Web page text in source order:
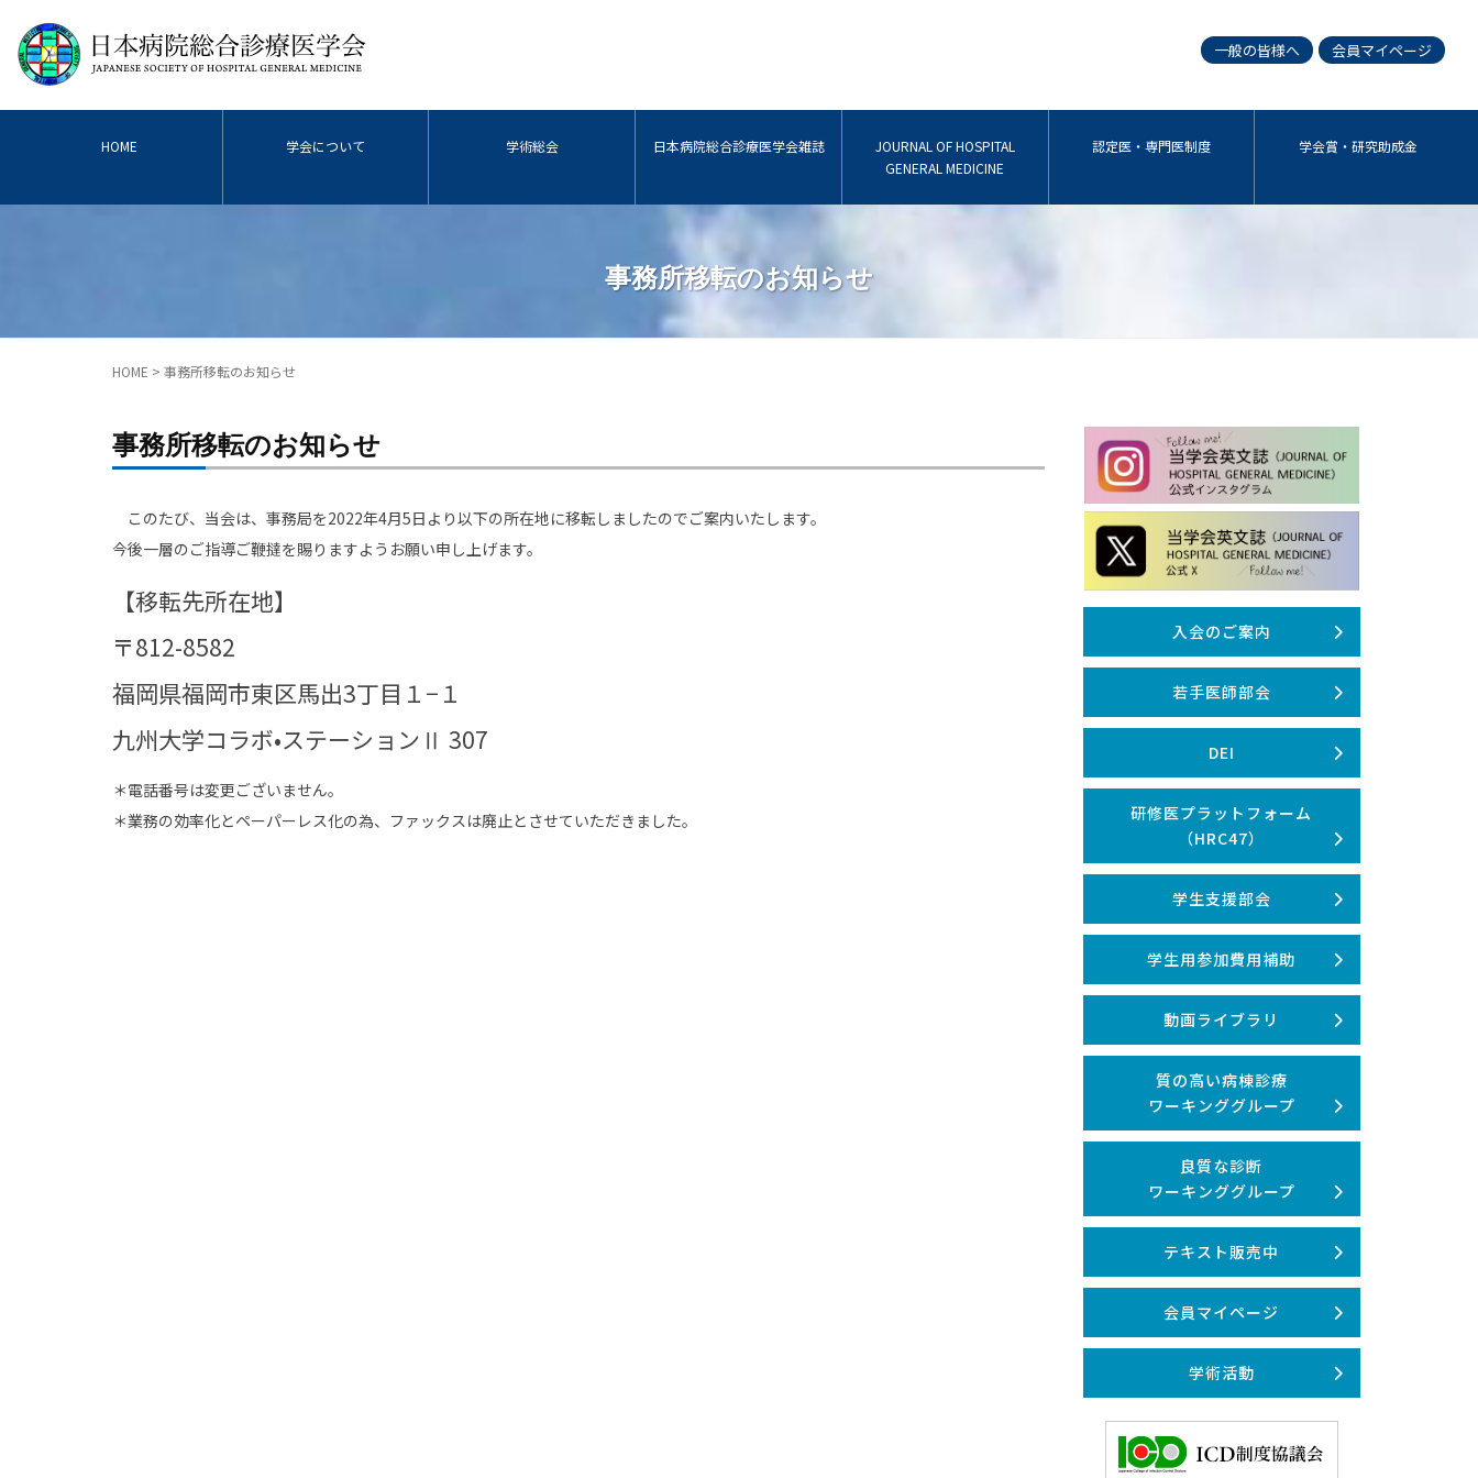
一般の皆様へ 会員マイページ
HOME 学会について 学術総会 日本病院総合診療医学会雑誌
JOURNAL OF HOSPITAL
GENERAL MEDICINE
認定医・専門医制度 学会賞・研究助成金
事務所移転のお知らせ
HOME > 事務所移転のお知らせ
事務所移転のお知らせ
このたび、当会は、事務局を2022年4月5日より以下の所在地に移転しましたのでご案内いたします。
今後一層のご指導ご鞭撻を賜りますようお願い申し上げます。
【移転先所在地】
〒812-8582
福岡県福岡市東区馬出3丁目１−１
九州大学コラボ•ステーションⅡ 307
＊電話番号は変更ございません。
＊業務の効率化とペーパーレス化の為、ファックスは廃止とさせていただきました。
入会のご案内
若手医師部会
DEI
研修医プラットフォーム
（HRC47）
学生支援部会
学生用参加費用補助
動画ライブラリ
質の高い病棟診療
ワーキンググループ
良質な診断
ワーキンググループ
テキスト販売中
会員マイページ
学術活動